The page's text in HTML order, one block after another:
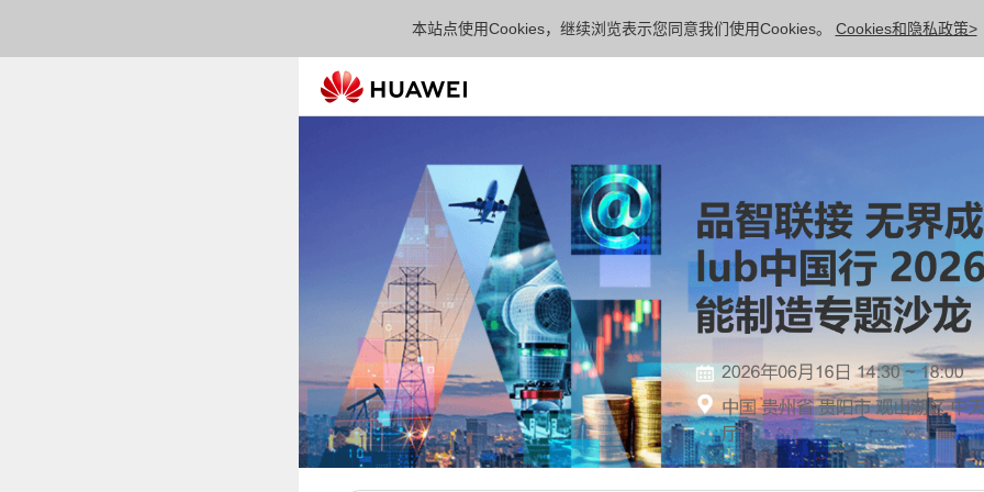
本站点使用Cookies，继续浏览表示您同意我们使用Cookies。 Cookies和隐私政策>